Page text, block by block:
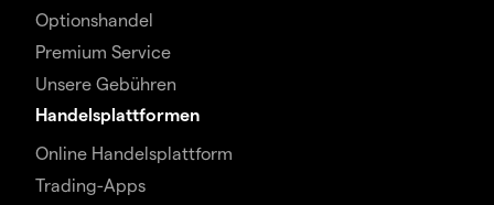
Optionshandel
Premium Service
Unsere Gebühren
Handelsplattformen
Online Handelsplattform
Trading-Apps